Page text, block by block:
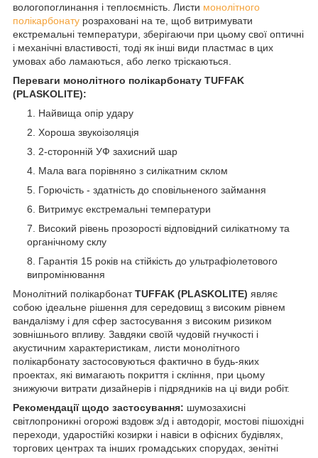
вологопоглинання і теплоємність. Листи монолітного
полікарбонату розраховані на те, щоб витримувати
екстремальні температури, зберігаючи при цьому свої оптичні
і механічні властивості, тоді як інші види пластмас в цих
умовах або ламаються, або легко тріскаються.
Переваги монолітного полікарбонату TUFFAK
(PLASKOLITE):
Найвища опір удару
Хороша звукоізоляція
2-сторонній УФ захисний шар
Мала вага порівняно з силікатним склом
Горючість - здатність до сповільненого займання
Витримує екстремальні температури
Високий рівень прозорості відповідний силікатному та
органічному склу
Гарантія 15 років на стійкість до ультрафіолетового
випромінювання
Монолітний полікарбонатTUFFAK (PLASKOLITE) являє
собою ідеальне рішення для середовищ з високим рівнем
вандалізму і для сфер застосування з високим ризиком
зовнішнього впливу. Завдяки своїй чудовій гнучкості і
акустичним характеристикам, листи монолітного
полікарбонату застосовуються фактично в будь-яких
проектах, які вимагають покриття і скління, при цьому
знижуючи витрати дизайнерів і підрядників на ці види робіт.
Рекомендації щодо застосування: шумозахисні
світлопроникні огорожі вздовж з/д і автодоріг, мостові пішохідні
переходи, ударостійкі козирки і навіси в офісних будівлях,
торгових центрах та інших громадських спорудах, зенітні